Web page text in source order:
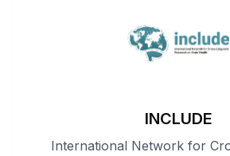
INCLUDE
International Network for